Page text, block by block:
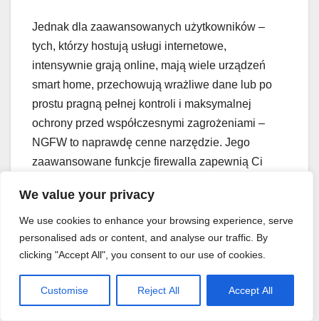
We value your privacy
We use cookies to enhance your browsing experience, serve
personalised ads or content, and analyse our traffic. By
clicking "Accept All", you consent to our use of cookies.
Customise Reject All Accept All
Jednak dla zaawansowanych użytkowników –
tych, którzy hostują usługi internetowe,
intensywnie grają online, mają wiele urządzeń
smart home, przechowują wrażliwe dane lub po
prostu pragną pełnej kontroli i maksymalnej
ochrony przed współczesnymi zagrożeniami –
NGFW to naprawdę cenne narzędzie. Jego
zaawansowane funkcje firewalla zapewnią Ci
domu.
Zastanów się, czy Twój obecny poziom
zabezpieczeń jest wystarczający. Jeśli hostujesz
usługi, intensywnie grasz online, przechowujesz
wrażliwe dane lub po prostu potrzebujesz pełnej